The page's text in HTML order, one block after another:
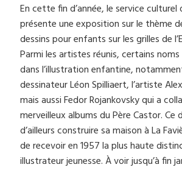
En cette fin d’année, le service culturel
présente une exposition sur le thème
dessins pour enfants sur les grilles de
Parmi les artistes réunis, certains
dans l’illustration enfantine,
dessinateur Léon Spilliaert, l’artiste
mais aussi Fedor Rojankovsky qui a
merveilleux albums du Père Castor. Ce
d’ailleurs construire sa maison à La
de recevoir en 1957 la plus haute
illustrateur jeunesse. À voir jusqu’à fin